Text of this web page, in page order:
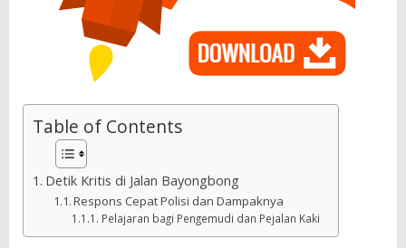
Table of Contents
Detik Kritis di Jalan Bayongbong
Respons Cepat Polisi dan Dampaknya
Pelajaran bagi Pengemudi dan Pejalan Kaki